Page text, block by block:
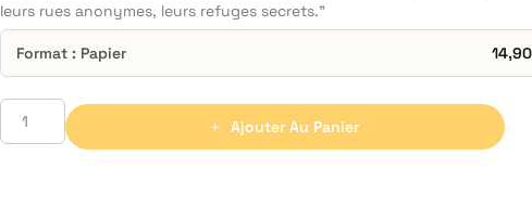
leurs rues anonymes, leurs refuges secrets."
Format : Papier 14,90
Ajouter Au Panier